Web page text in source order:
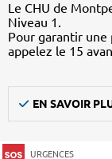
Le CHU de
Niveau 1.
Pour garantir une
appelez le 15
EN SAVOIR
URGENCES